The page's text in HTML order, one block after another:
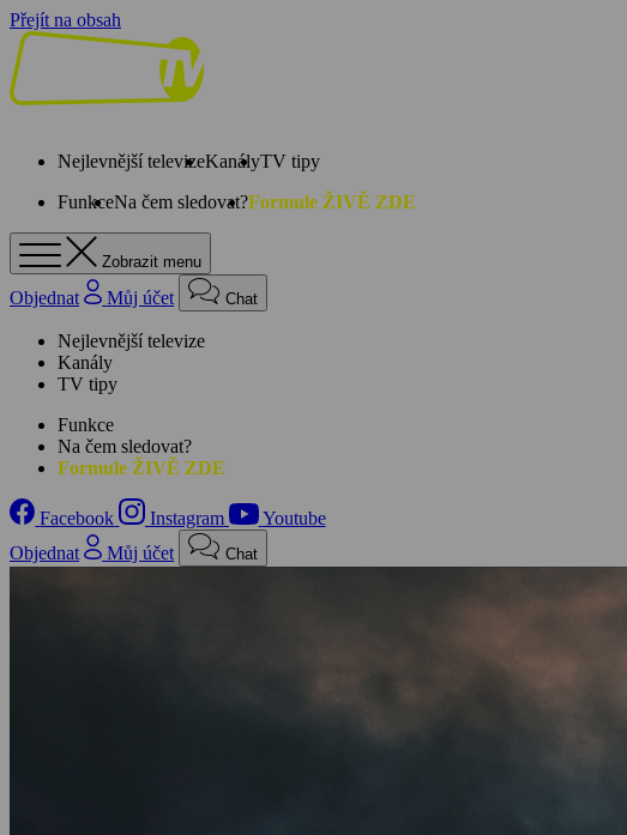
Přejít na obsah
Nejlevnější televizeKanályTV tipy
FunkceNa čem sledovat?Formule ŽIVĚ ZDE
Zobrazit menu
Objednat Můj účet Chat
Nejlevnější televize
Kanály
TV tipy
Funkce
Na čem sledovat?
Formule ŽIVĚ ZDE
Facebook Instagram
Youtube
Objednat
Můj účet Chat